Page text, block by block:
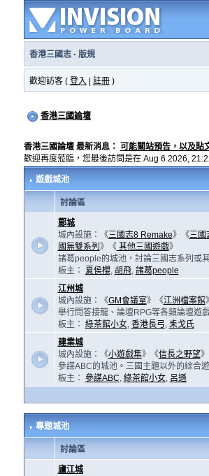
香港三國志· 版規
歡迎訪客 ( 登入 註冊)
香港三國論壇
香港三國論壇 最新消息： 可能關站預告，以及貼
歡迎再度蒞臨，您最後訪問是在 Aug 6 2026,
遊戲城池
討論區
鄴城
城內設施：《三國志8 Remake》《三國
國無雙系列 》《其他三國遊戲》
諸葛people的城池，討論三國志系列或
板主：
夏侯櫻, 胡飛, 諸葛people
江州城
城內設施：《GM會議室》《江洲檔案館》
舉行問答接龍、論壇RPG等各類論壇遊
板主： 綠茶館小女, 香港長弓, 耒戈氏
建業城
城內設施：《小遊戲集》《信長之野望
參謀ABC的城池。三國主題以外的綜合
板主： 參謀ABC, 綠茶館小女, 呂遜
專題城池
討論區
廬江城